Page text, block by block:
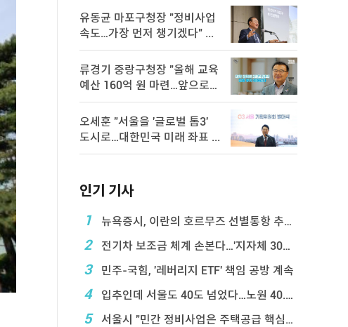
유동균 마포구청장 "정비사업
속도…가장 먼저 챙기겠다" ...
류경기 중랑구청장 "올해 교육
예산 160억 원 마련…앞으로도
...
오세훈 "서울을 '글로벌 톱3'
도시로…대한민국 미래 좌표 ...
인기 기사
1
뉴욕증시, 이란의 호르무즈 선별통항 추진에 하락
2 전기차 보조금 체계 손본다…'지자체 30％ 매칭' ...
3 민주-국힘, '레버리지 ETF' 책임 공방 계속
4 입추인데 서울도 40도 넘었다…노원 40.2도 기록
5 서울시 "민간 정비사업은 주택공급 핵심&q ...